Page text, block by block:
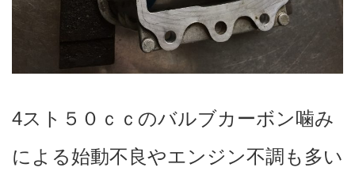
4スト５０ｃｃのバルブカーボン噛み
による始動不良やエンジン不調も多い